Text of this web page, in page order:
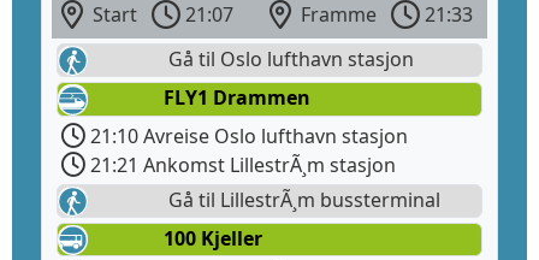
Start 21:07 Framme
21:33
Gå til Oslo lufthavn stasjon
FLY1 Drammen
21:10 Avreise Oslo lufthavn stasjon
21:21 Ankomst LillestrÃ¸m stasjon
Gå til LillestrÃ¸m bussterminal
100 Kjeller